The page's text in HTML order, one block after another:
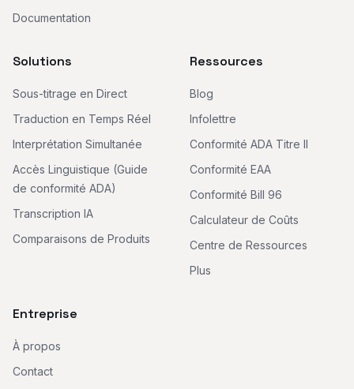
Documentation
Solutions
Sous-titrage en Direct
Traduction en Temps Réel
Interprétation Simultanée
Accès Linguistique (Guide
de conformité ADA)
Transcription IA
Comparaisons de Produits
Ressources
Blog
Infolettre
Conformité ADA Titre II
Conformité EAA
Conformité Bill 96
Calculateur de Coûts
Centre de Ressources
Plus
Entreprise
À propos
Contact